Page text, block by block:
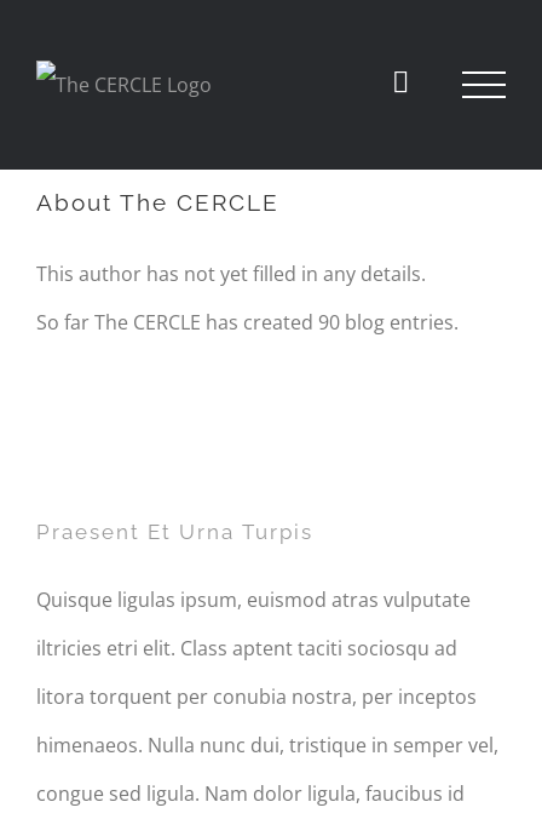
About The CERCLE
This author has not yet filled in any details.
So far The CERCLE has created 90 blog entries.
Praesent Et Urna Turpis
Quisque ligulas ipsum, euismod atras vulputate
iltricies etri elit. Class aptent taciti sociosqu ad
litora torquent per conubia nostra, per inceptos
himenaeos. Nulla nunc dui, tristique in semper vel,
congue sed ligula. Nam dolor ligula, faucibus id